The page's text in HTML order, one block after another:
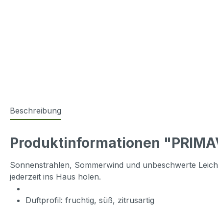
Beschreibung
Produktinformationen
Sonnenstrahlen, Sommerwind und unbeschwerte
jederzeit ins Haus holen.
Duftprofil: fruchtig, süß, zitrusartig